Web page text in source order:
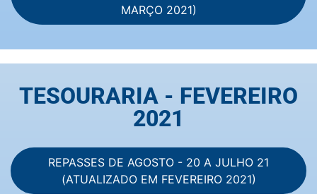
MARÇO 2021)
TESOURARIA - FEVEREIRO
2021
REPASSES DE AGOSTO - 20 A JULHO 21
(ATUALIZADO EM FEVEREIRO 2021)